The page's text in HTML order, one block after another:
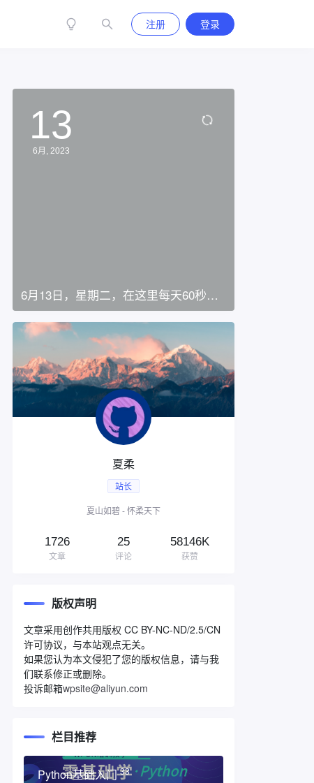
注册 登录
13
6月, 2023
6月13日，星期二，在这里每天60秒读
懂世界！
夏柔
站长
夏山如碧 - 怀柔天下
1726
文章
25
评论
58146K
获赞
版权声明
文章采用创作共用版权 CC BY-NC-ND/2.5/CN
许可协议，与本站观点无关。
如果您认为本文侵犯了您的版权信息，请与我
们联系修正或删除。
投诉邮箱wpsite@aliyun.com
栏目推荐
Python基础入门 33